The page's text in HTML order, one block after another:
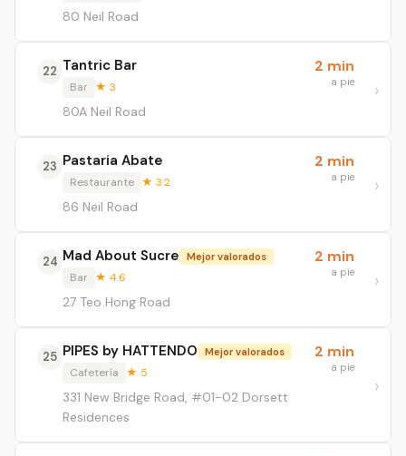
80 Neil Road
22 Tantric Bar
Bar ★ 3
80A Neil Road
2 min
a pie
23 Pastaria Abate
Restaurante ★ 3.2
86 Neil Road
2 min
a pie
24 Mad About Sucre Mejor valorados
Bar ★ 4.6
27 Teo Hong Road
2 min
a pie
25 PIPES by HATTENDO Mejor valorados
Cafetería ★ 5
331 New Bridge Road, #01-02 Dorsett
Residences
2 min
a pie